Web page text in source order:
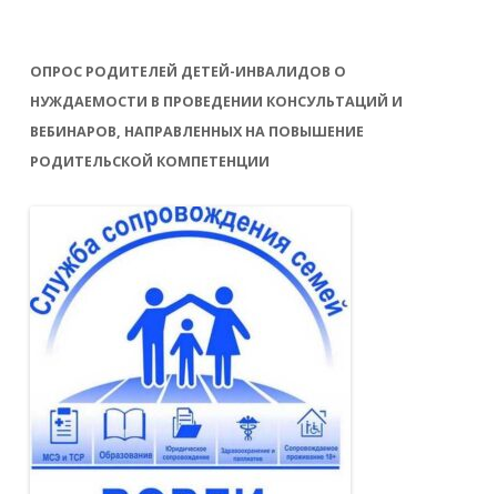
ОПРОС РОДИТЕЛЕЙ ДЕТЕЙ-ИНВАЛИДОВ О
НУЖДАЕМОСТИ В ПРОВЕДЕНИИ КОНСУЛЬТАЦИЙ И
ВЕБИНАРОВ, НАПРАВЛЕННЫХ НА ПОВЫШЕНИЕ
РОДИТЕЛЬСКОЙ КОМПЕТЕНЦИИ